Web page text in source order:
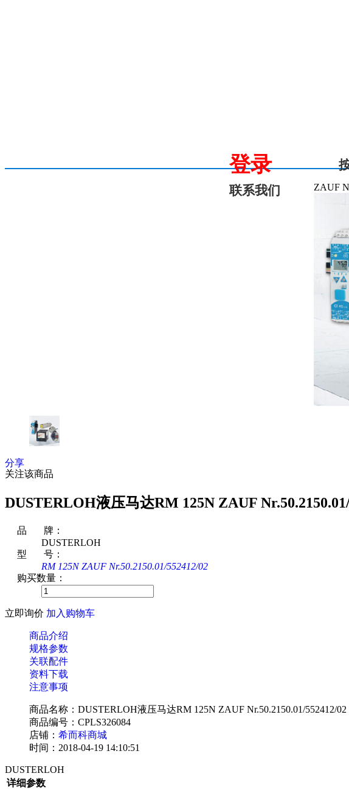
登录
联系我们
ZAUF
分享
关注该商品
DUSTERLOH液压马达RM 125N ZAUF
品 牌：
DUSTERLOH
型 号：
RM 125N ZAUF Nr.50.2150.01/552412/02
购买数量：
立即询价 加入购物车
商品介绍
规格参数
关联配件
资料下载
注意事项
商品名称：DUSTERLOH液压马达RM 125N ZAUF Nr.50.2150.01/552412/02
商品编号：CPLS326084
店铺： 希而科商城
时间：2018-04-19 14:10:51
DUSTERLOH
详细参数